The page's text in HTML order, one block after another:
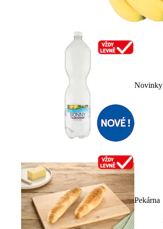
Novinky
Pekárna